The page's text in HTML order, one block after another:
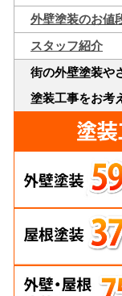
外壁塗装のお値
スタッフ紹介
街の外壁塗装や
塗装工事をお考